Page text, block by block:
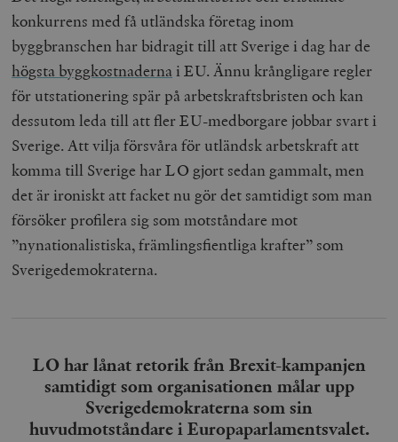
konkurrens med få utländska företag inom
byggbranschen har bidragit till att Sverige i dag har de
högsta byggkostnaderna i EU. Ännu krångligare regler
för utstationering spär på arbetskraftsbristen och kan
dessutom leda till att fler EU-medborgare jobbar svart i
Sverige. Att vilja försvåra för utländsk arbetskraft att
komma till Sverige har LO gjort sedan gammalt, men
det är ironiskt att facket nu gör det samtidigt som man
försöker profilera sig som motståndare mot
”nynationalistiska, främlingsfientliga krafter” som
Sverigedemokraterna.
LO har lånat retorik från Brexit-kampanjen
samtidigt som organisationen målar upp
Sverigedemokraterna som sin
huvudmotståndare i Europaparlamentsvalet.